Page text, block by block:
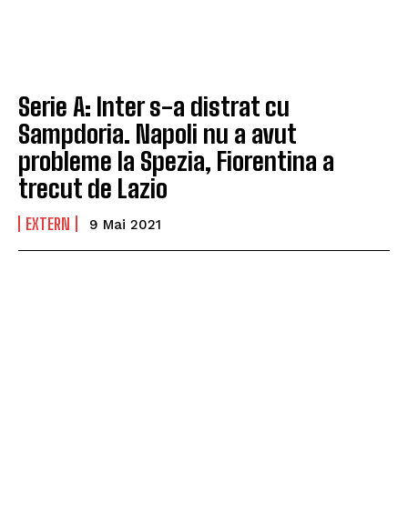
Serie A: Inter s-a distrat cu
Sampdoria. Napoli nu a avut
probleme la Spezia, Fiorentina a
trecut de Lazio
EXTERN 9 Mai 2021